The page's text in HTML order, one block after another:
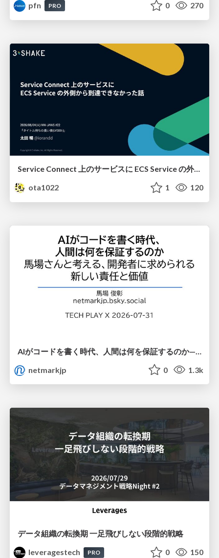
pfn PRO 0 270
Service Connect 上のサービスに ECS Service の外側から到達できなかった話
ota1022
1 120
netmarkjp
0 1.3k
データ組織の転換期 一足飛びしない段階的戦略
leveragestech
PRO 0 150